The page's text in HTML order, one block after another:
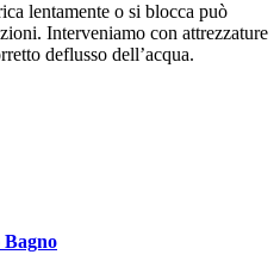
lentamente o si blocca può
Interveniamo con attrezzature
deflusso dell’acqua.
Bagno